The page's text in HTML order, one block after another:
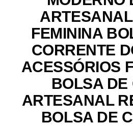
FEMININA
CORRENTE
ACESSÓRIOS
BOLSA DE
ARTESANAL
BOLSA DE